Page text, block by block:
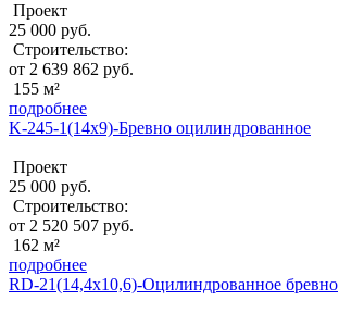
Проект
25 000 руб.
Строительство:
от 2 639 862 руб.
155 м²
подробнее
K-245-1(14x9)-Бревно оцилиндрованное
Проект
25 000 руб.
Строительство:
от 2 520 507 руб.
162 м²
подробнее
RD-21(14,4x10,6)-Оцилиндрованное бревно